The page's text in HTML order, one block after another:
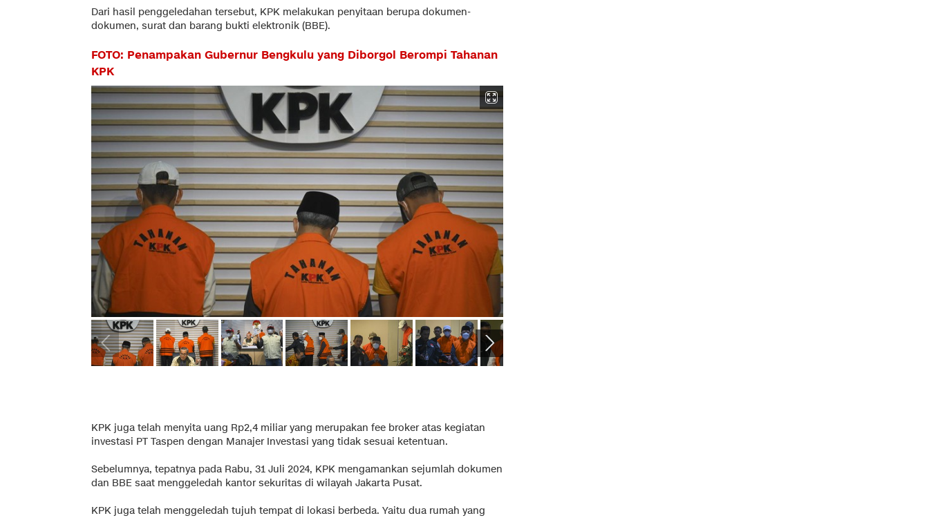
Dari hasil penggeledahan tersebut, KPK melakukan penyitaan berupa dokumen-
dokumen, surat dan barang bukti elektronik (BBE).
FOTO: Penampakan Gubernur Bengkulu yang Diborgol Berompi Tahanan
KPK
KPK juga telah menyita uang Rp2,4 miliar yang merupakan fee broker atas kegiatan
investasi PT Taspen dengan Manajer Investasi yang tidak sesuai ketentuan.
Sebelumnya, tepatnya pada Rabu, 31 Juli 2024, KPK mengamankan sejumlah dokumen
dan BBE saat menggeledah kantor sekuritas di wilayah Jakarta Pusat.
KPK juga telah menggeledah tujuh tempat di lokasi berbeda. Yaitu dua rumah yang